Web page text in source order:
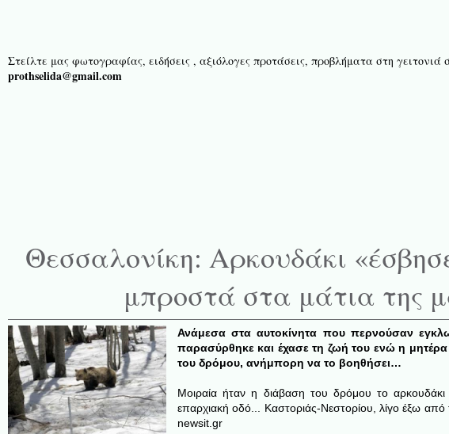
Στείλτε μας φωτογραφίας, ειδήσεις , αξιόλογες προτάσεις, προβλήματα στη
prothselida@gmail.com
Θεσσαλονίκη: Αρκουδάκι
μπροστά στα μάτια της
Ανάμεσα στα αυτοκίνητα που περνούσαν
παρασύρθηκε και έχασε τη ζωή του ενώ η
του δρόμου, ανήμπορη να το βοηθήσει…
Μοιραία ήταν η διάβαση του δρόμου το
επαρχιακή οδό... Καστοριάς-Νεστορίου, λίγο έξω
newsit.gr